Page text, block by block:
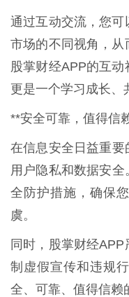
通过互动交流，您
市场的不同视角，从
股掌财经APP的互动
更是一个学习成长、
**安全可靠，值得信
在信息安全日益重
用户隐私和数据安
全防护措施，确保
虞。
同时，股掌财经
制虚假宣传和违规
全、可靠、值得信赖